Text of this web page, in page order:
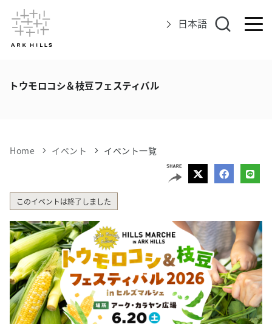
日本語
アークヒルズについて
グルメ＆ショップ
エリアマップ
アクセス
インフォメーション
トウモロコシ＆枝豆フェスティバル
Home イベント イベント一覧
このイベントは終了しました